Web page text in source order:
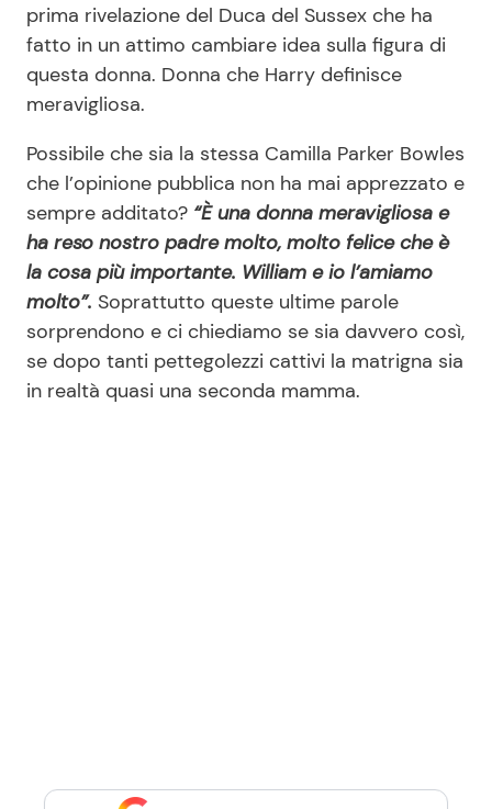
prima rivelazione del Duca del Sussex che ha
fatto in un attimo cambiare idea sulla figura di
questa donna. Donna che Harry definisce
meravigliosa.
Possibile che sia la stessa Camilla Parker Bowles
che l’opinione pubblica non ha mai apprezzato e
sempre additato? “È una donna meravigliosa e
ha reso nostro padre molto, molto felice che è
la cosa più importante. William e io l’amiamo
molto”. Soprattutto queste ultime parole
sorprendono e ci chiediamo se sia davvero così,
se dopo tanti pettegolezzi cattivi la matrigna sia
in realtà quasi una seconda mamma.